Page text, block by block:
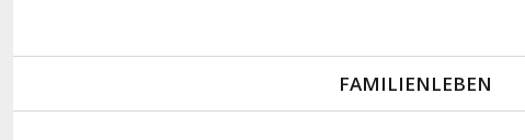
Navigation
FAMILIENLEBEN